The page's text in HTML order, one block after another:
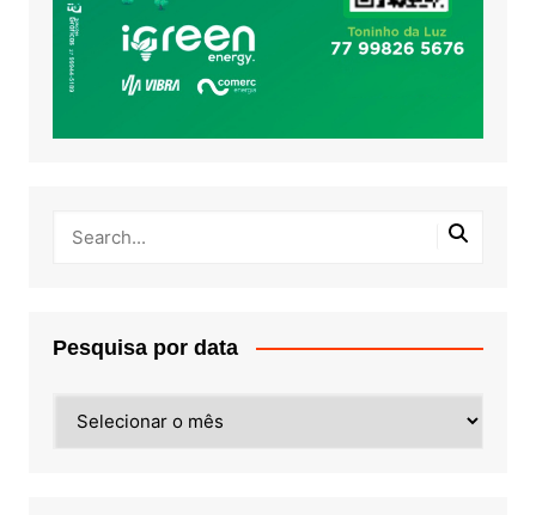
Pesquisa por data
por